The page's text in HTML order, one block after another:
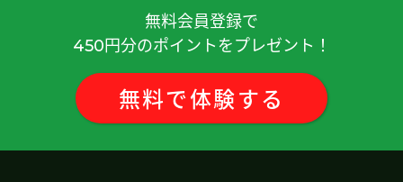
無料会員登録で
450円分のポイントをプレゼント！
無料で体験する